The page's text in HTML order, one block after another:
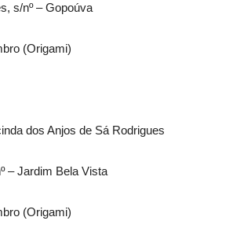
s/nº – Gopoúva
(Origami)
dos Anjos de Sá Rodrigues
– Jardim Bela Vista
(Origami)